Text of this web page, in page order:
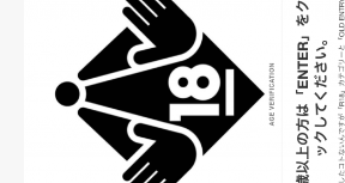
プ
デ
ー
ト
へ
の